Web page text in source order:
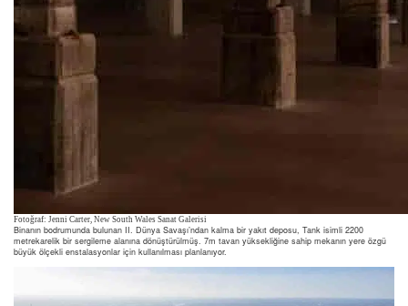
Fotoğraf: Jenni Carter, New South Wales Sanat Galerisi
Binanın bodrumunda bulunan II. Dünya Savaşı’ndan kalma bir yakıt deposu, Tank isimli 2200
metrekarelik bir sergileme alanına dönüştürülmüş. 7m tavan yüksekliğine sahip mekanın yere özgü
büyük ölçekli enstalasyonlar için kullanılması planlanıyor.